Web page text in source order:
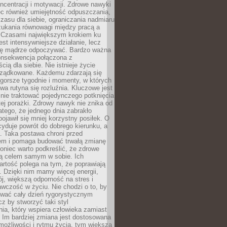
i motywacji. Zdrowe nawyki
również umiejętność odpuszczania,
dla siebie, ograniczania nadmiaru
równowagi między pracą a
największym krokiem ku
intensywniejsze działanie, lecz
mądrze odpoczywać. Bardzo ważna
połączona z
dla siebie. Nie istnieje życie
Każdemu zdarzają się
tygodnie i momenty, w których
rutyna się rozluźnia. Kluczowe jest
traktować pojedynczego potknięcia
porażki. Zdrowy nawyk nie znika od
że jednego dnia zabrakło
się mniej korzystny posiłek. O
powrót do dobrego kierunku, a
Taka postawa chroni przed
i pomaga budować trwałą zmianę
warto podkreślić, że zdrowe
celem samym w sobie. Ich
polega na tym, że poprawiają
Dzięki nim mamy więcej energii,
większą odporność na stres i
w życiu. Nie chodzi o to, by
cały dzień rygorystycznym
by stworzyć taki styl
który wspiera człowieka zamiast
bardziej zmiana jest dostosowana
i rytmu życia, tym większa